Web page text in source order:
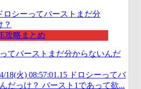
攻略まとめ
てバーストまだ分からないんだ
18(火) 08:57:01.15 ドロシーってバ
だっけ？ バースト1であって欲...